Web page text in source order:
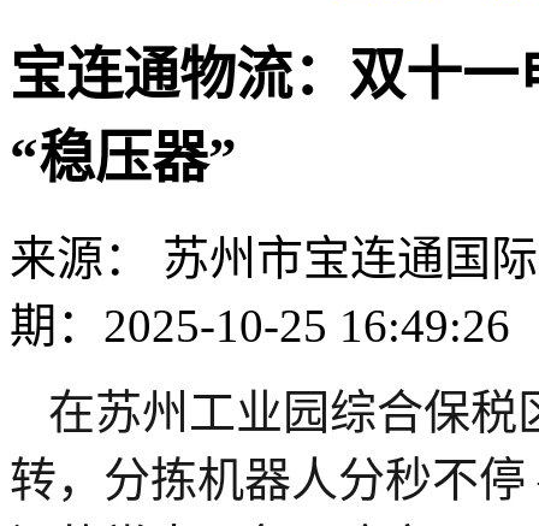
宝连通物流：双十
“稳压器”
来源： 苏州市宝连通国
期：2025-10-25 16:49:26
在苏州工业园综合保税
转，分拣机器人分秒不